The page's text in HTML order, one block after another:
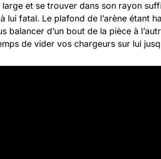
large et se trouver dans son rayon
lui fatal. Le plafond de l’arène étant
balancer d’un bout de la pièce à
de vider vos chargeurs sur lui